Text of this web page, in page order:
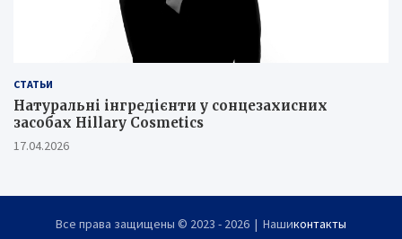
СТАТЬИ
Натуральні інгредієнти у сонцезахисних
засобах Hillary Cosmetics
17.04.2026
Все права защищены © 2023 - 2026 | Нашиконтакты